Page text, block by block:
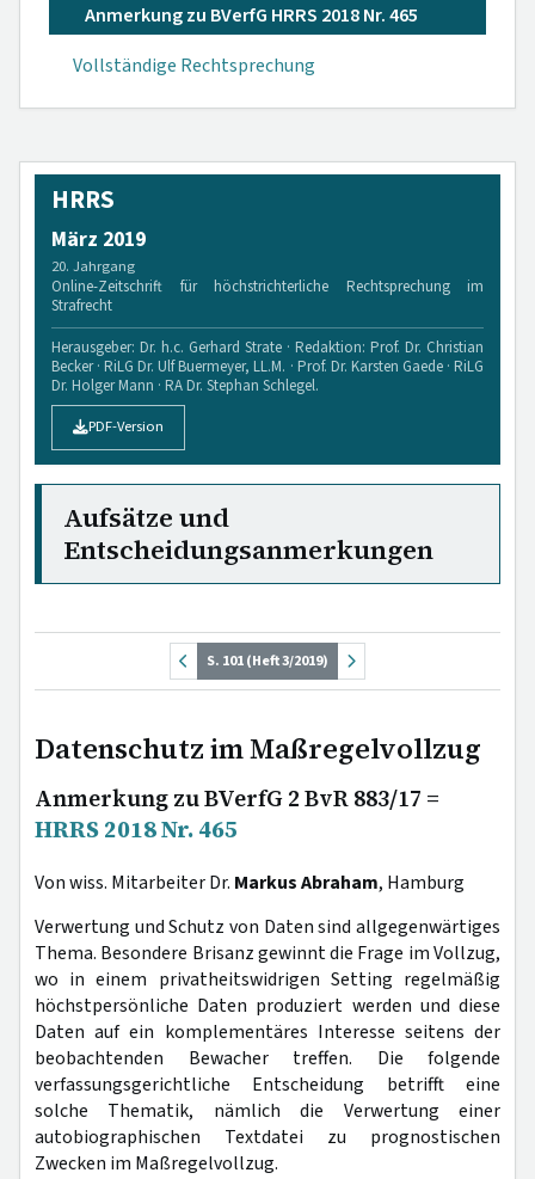
Anmerkung zu BVerfG HRRS 2018 Nr. 465
Vollständige Rechtsprechung
HRRS
März 2019
20. Jahrgang
Online-Zeitschrift für höchstrichterliche Rechtsprechung im
Strafrecht
Herausgeber: Dr. h.c. Gerhard Strate · Redaktion: Prof. Dr. Christian
Becker · RiLG Dr. Ulf Buermeyer, LL.M. · Prof. Dr. Karsten Gaede · RiLG
Dr. Holger Mann · RA Dr. Stephan Schlegel.
PDF-Version
Aufsätze und
Entscheidungsanmerkungen
S. 101 (Heft 3/2019)
Datenschutz im Maßregelvollzug
Anmerkung zu BVerfG 2 BvR 883/17 =
HRRS 2018 Nr. 465
Von wiss. Mitarbeiter Dr. Markus Abraham, Hamburg
Verwertung und Schutz von Daten sind allgegenwärtiges
Thema. Besondere Brisanz gewinnt die Frage im Vollzug,
wo in einem privatheitswidrigen Setting regelmäßig
höchstpersönliche Daten produziert werden und diese
Daten auf ein komplementäres Interesse seitens der
beobachtenden Bewacher treffen. Die folgende
verfassungsgerichtliche Entscheidung betrifft eine
solche Thematik, nämlich die Verwertung einer
autobiographischen Textdatei zu prognostischen
Zwecken im Maßregelvollzug.